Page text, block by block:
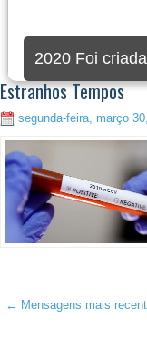
2020 Foi
Estranhos Tempos
segunda-feira, março
← Mensagens mais